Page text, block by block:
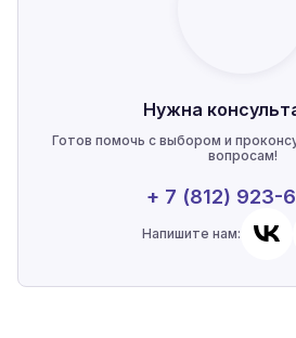
Нужна
Готов помочь с выбором и
вопросам!
+ 7 (812) 923-
Напишите нам: